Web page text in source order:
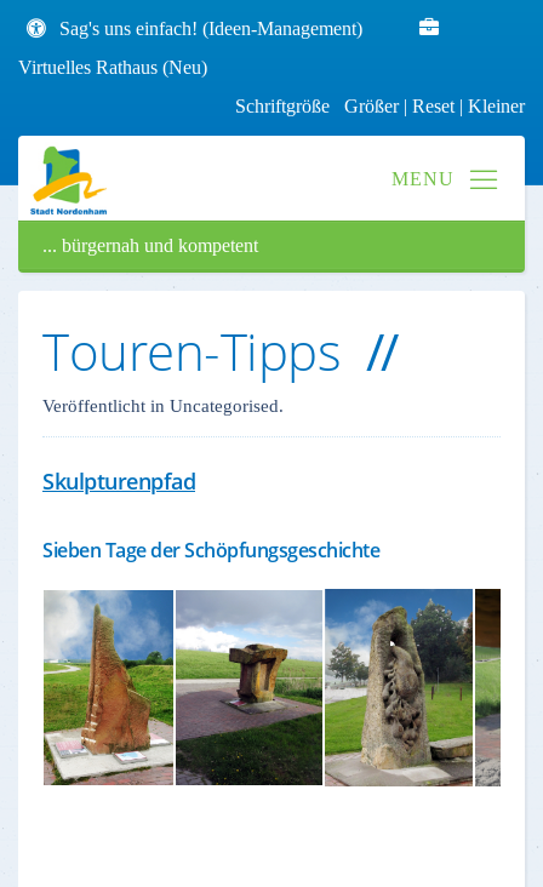
Sag's uns einfach! (Ideen-Management)
Virtuelles Rathaus (Neu)
Schriftgröße Größer| Reset | Kleiner
... bürgernah und kompetent
Touren-Tipps
Veröffentlicht in Uncategorised.
Skulpturenpfad
Sieben Tage der Schöpfungsgeschichte